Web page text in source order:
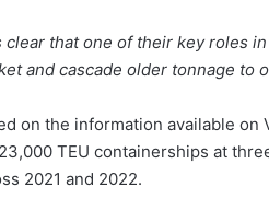
clear that one of their key roles
and cascade older tonnage to
on the information available
TEU containerships at
2021 and 2022.